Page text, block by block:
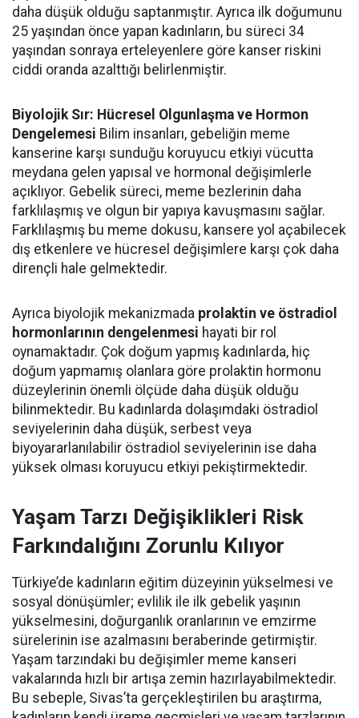
daha düşük olduğu saptanmıştır. Ayrıca ilk doğumunu
25 yaşından önce yapan kadınların, bu süreci 34
yaşından sonraya erteleyenlere göre kanser riskini
ciddi oranda azalttığı belirlenmiştir.
Biyolojik Sır: Hücresel Olgunlaşma ve Hormon
Dengelemesi Bilim insanları, gebeliğin meme
kanserine karşı sunduğu koruyucu etkiyi vücutta
meydana gelen yapısal ve hormonal değişimlerle
açıklıyor. Gebelik süreci, meme bezlerinin daha
farklılaşmış ve olgun bir yapıya kavuşmasını sağlar.
Farklılaşmış bu meme dokusu, kansere yol açabilecek
dış etkenlere ve hücresel değişimlere karşı çok daha
dirençli hale gelmektedir.
Ayrıca biyolojik mekanizmada prolaktin ve östradiol
hormonlarının dengelenmesi hayati bir rol
oynamaktadır. Çok doğum yapmış kadınlarda, hiç
doğum yapmamış olanlara göre prolaktin hormonu
düzeylerinin önemli ölçüde daha düşük olduğu
bilinmektedir. Bu kadınlarda dolaşımdaki östradiol
seviyelerinin daha düşük, serbest veya
biyoyararlanılabilir östradiol seviyelerinin ise daha
yüksek olması koruyucu etkiyi pekiştirmektedir.
Yaşam Tarzı Değişiklikleri Risk
Farkındalığını Zorunlu Kılıyor
Türkiye’de kadınların eğitim düzeyinin yükselmesi ve
sosyal dönüşümler; evlilik ile ilk gebelik yaşının
yükselmesini, doğurganlık oranlarının ve emzirme
sürelerinin ise azalmasını beraberinde getirmiştir.
Yaşam tarzındaki bu değişimler meme kanseri
vakalarında hızlı bir artışa zemin hazırlayabilmektedir.
Bu sebeple, Sivas’ta gerçekleştirilen bu araştırma,